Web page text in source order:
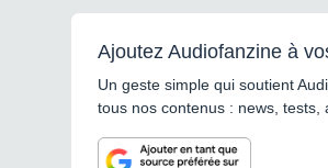
Ajoutez Audiofanzine à
Un geste simple qui soutient
tous nos contenus : news,